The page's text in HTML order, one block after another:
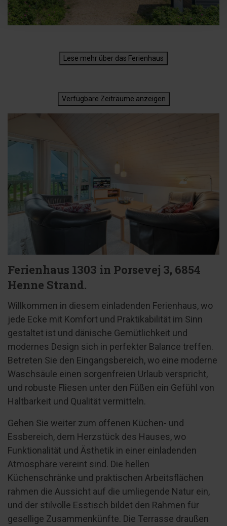
Lese mehr über das Ferienhaus
Verfügbare Zeiträume anzeigen
Ferienhaus 1303 in Porsevej 3, 6854
Henne Strand.
Willkommen in diesem einladenden Ferienhaus, wo
jede Ecke mit Komfort und Praktikabilität im Sinn
gestaltet ist und dänische Gemütlichkeit und
modernes Design sich in perfekter Balance treffen.
Betreten Sie den Eingangsbereich, wo eine moderne
Waschsäule einen sorgenfreien Urlaub verspricht,
und robuste Fliesen unter den Füßen ein Gefühl von
Haltbarkeit und Qualität vermitteln.
Gehen Sie weiter zum offenen Küchen- und
Essbereich, dem Herzstück des Hauses, wo
Funktionalität und Ästhetik in einer einladenden
Atmosphäre vereint sind. Die hellen
Küchenschränke und praktischen Arbeitsflächen
rahmen die Aussicht auf die umliegende Natur ein,
und der stilvolle Esstisch bildet den Rahmen für
gesellige Zusammenkünfte. Die Terrasse draußen